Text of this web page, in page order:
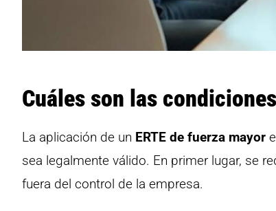
Cuáles son las
La aplicación de un ERTE de fuerza mayor
sea legalmente válido. En primer lugar, se
fuera del control de la empresa.